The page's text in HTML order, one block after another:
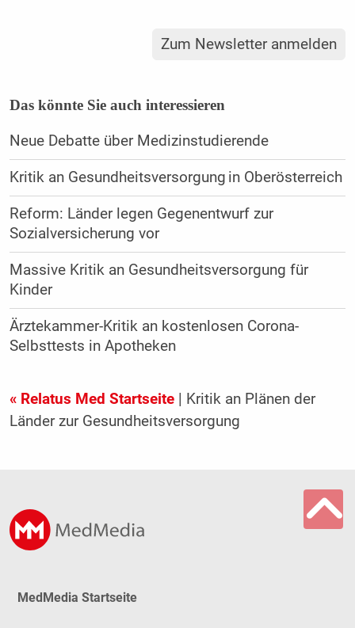
Zum Newsletter anmelden
Das könnte Sie auch interessieren
Neue Debatte über Medizinstudierende
Kritik an Gesundheitsversorgung in Oberösterreich
Reform: Länder legen Gegenentwurf zur
Sozialversicherung vor
Massive Kritik an Gesundheitsversorgung für
Kinder
Ärztekammer-Kritik an kostenlosen Corona-
Selbsttests in Apotheken
« Relatus Med Startseite| Kritik an Plänen der
Länder zur Gesundheitsversorgung
MedMedia Startseite